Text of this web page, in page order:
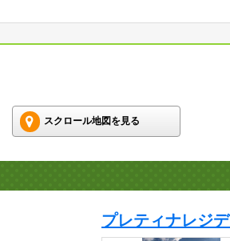
スクロール地図を見る
プレティナレジ